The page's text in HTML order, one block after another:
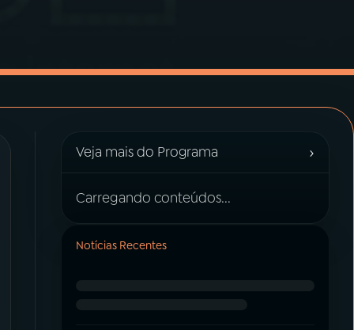
Veja mais do Programa ›
Carregando conteúdos...
Notícias Recentes